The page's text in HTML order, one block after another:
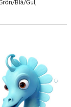
Blå/Gul,